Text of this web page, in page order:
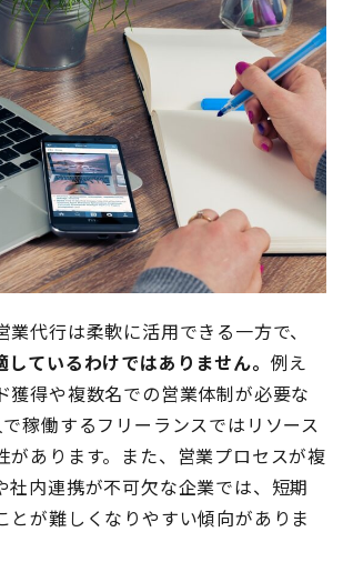
業代行は柔軟に活用できる一方で、
ているわけではありません。 例え
獲得や複数名での営業体制が必要な
稼働するフリーランスではリソース
があります。また、営業プロセスが複
社内連携が不可欠な企業では、短期
とが難しくなりやすい傾向がありま